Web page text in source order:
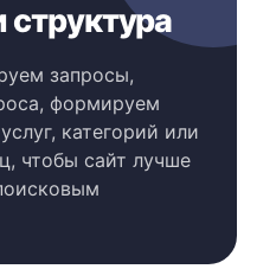
структура
запросы,
формируем
категорий или
чтобы сайт лучше